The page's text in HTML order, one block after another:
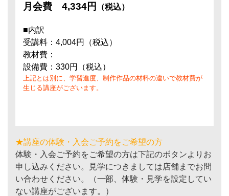
月会費 4,334円 （税込）
■内訳
受講料：4,004円（税込）
教材費：
設備費：330円（税込）
上記とは別に、学習進度、制作作品の材料の違いで教材費が
生じる講座がございます。
★講座の体験・入会ご予約をご希望の方
体験・入会ご予約をご希望の方は下記のボタンよりお
申し込みください。見学につきましては店舗までお問
い合わせください。（一部、体験・見学を設定してい
ない講座がございます。）